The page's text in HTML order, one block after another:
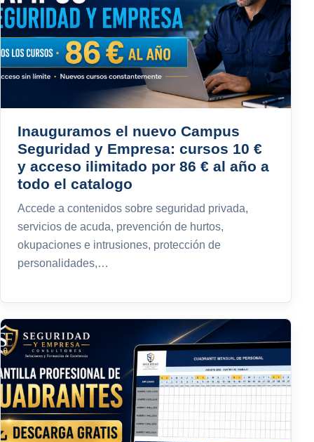
Inauguramos el nuevo Campus
Seguridad y Empresa: cursos 10 €
y acceso ilimitado por 86 € al año a
todo el catalogo
Accede a contenidos sobre seguridad privada,
servicios de acuda, prevención de hurtos,
okupaciones e intrusiones, protección de
personalidades,…